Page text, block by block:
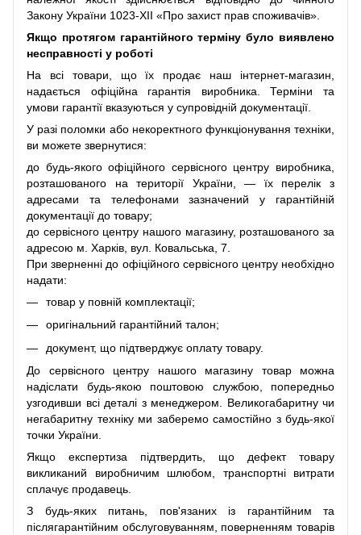
Закону України 1023-XII «Про захист прав споживачів».
Якщо протягом гарантійного терміну було виявлено
несправності у роботі
На всі товари, що їх продає наш інтернет-магазин,
надається офіційна гарантія виробника. Терміни та
умови гарантії вказуються у супровідній документації.
У разі поломки або некоректного функціонування техніки,
ви можете звернутися:
до будь-якого офіційного сервісного центру виробника,
розташованого на території України, — їх перелік з
адресами та телефонами зазначений у гарантійній
документації до товару;
до сервісного центру нашого магазину, розташованого за
адресою м. Харків, вул. Ковальська, 7.
При зверненні до офіційного сервісного центру необхідно
надати:
товар у повній комплектації;
оригінальний гарантійний талон;
документ, що підтверджує оплату товару.
До сервісного центру нашого магазину товар можна
надіслати будь-якою поштовою службою, попередньо
узгодивши всі деталі з менеджером. Великогабаритну чи
негабаритну техніку ми заберемо самостійно з будь-якої
точки України.
Якщо експертиза підтвердить, що дефект товару
викликаний виробничим шлюбом, транспортні витрати
сплачує продавець.
З будь-яких питань, пов'язаних із гарантійним та
післягарантійним обслуговуванням, поверненням товарів